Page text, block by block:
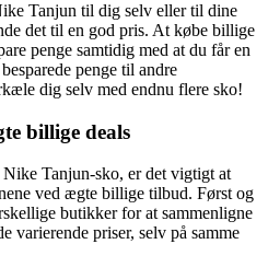
Tanjun til dig selv eller til dine
det til en god pris. At købe billige
penge samtidig med at du får en
penge til andre
dig selv med endnu flere sko!
billige deals
Tanjun-sko, er det vigtigt at
ved ægte billige tilbud. Først og
butikker for at sammenligne
varierende priser, selv på samme